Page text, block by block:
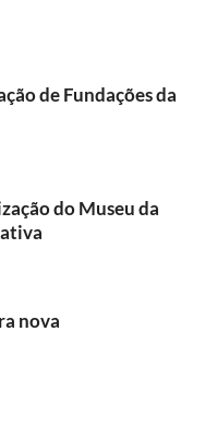
de Fundações da
do Museu da
nova